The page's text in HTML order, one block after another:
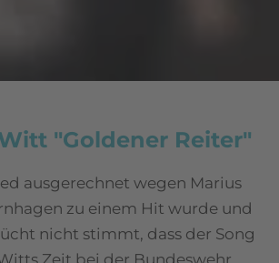
"Goldener Reiter"
ausgerechnet wegen Marius
zu einem Hit wurde und
nicht stimmt, dass der Song
Zeit bei der Bundeswehr